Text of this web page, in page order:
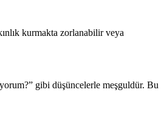
kurmakta zorlanabilir veya
gibi düşüncelerle meşguldür. Bu